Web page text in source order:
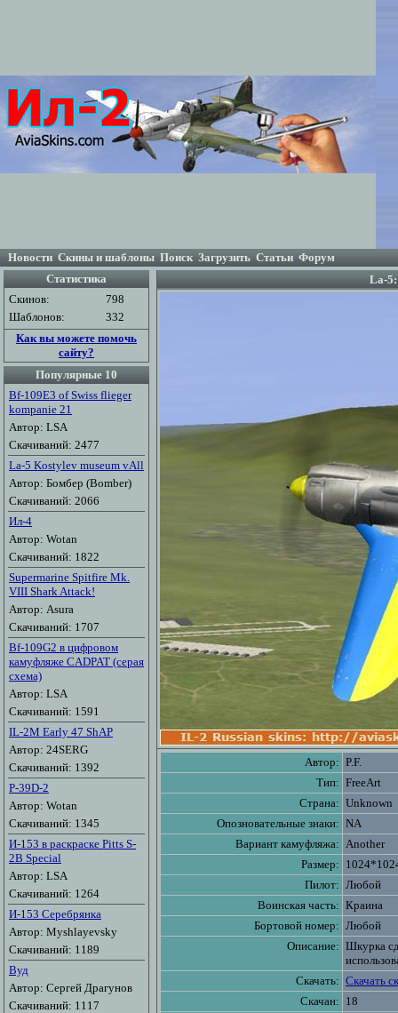
Новости Скины и шаблоны Поиск Загрузить Статьи Форум
Статистика
Скинов:
798
Шаблонов:
332
Как вы можете помочь
сайту?
Популярные 10
Bf-109E3 of Swiss flieger
kompanie 21
Автор: LSA
Скачиваний: 2477
La-5 Kostylev museum vAll
Автор: Бомбер (Bomber)
Скачиваний: 2066
Ил-4
Автор: Wotan
Скачиваний: 1822
Supermarine Spitfire Mk.
VIII Shark Attack!
Автор: Asura
Скачиваний: 1707
Bf-109G2 в цифровом
камуфляже CADPAT (серая
схема)
Автор: LSA
Скачиваний: 1591
IL-2M Early 47 ShAP
Автор: 24SERG
Скачиваний: 1392
P-39D-2
Автор: Wotan
Скачиваний: 1345
И-153 в раскраске Pitts S-
2B Special
Автор: LSA
Скачиваний: 1264
И-153 Серебрянка
Автор: Myshlayevsky
Скачиваний: 1189
Вуд
Автор: Сергей Драгунов
Скачиваний: 1117
La-
Автор: P.F.
Тип: FreeArt
Страна: Unknown
Опозновательные знаки: NA
Вариант камуфляжа: Another
Размер:
Пилот: Любой
Воинская часть: Краина
Бортовой номер: Любой
Описание: Шкурка
Скачать: Скачать
Скачан: 18